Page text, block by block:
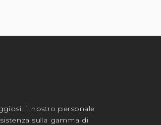
il nostro personale
sulla gamma di